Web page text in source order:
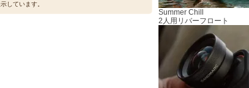
しています。
Summer Chill
2人用リバーフロート